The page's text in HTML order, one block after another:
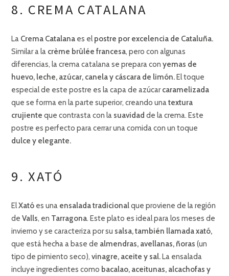
8. CREMA CATALANA
La Crema Catalana es elpostre por excelencia de Cataluña.
Similar a la crème brûlée francesa, pero con algunas
diferencias, la crema catalana se prepara con yemas de
huevo, leche, azúcar, canela y cáscara de limón.El toque
especial de este postre es la capa de azúcarcaramelizada
que se forma en la parte superior, creando unatextura
crujiente que contrasta con la suavidad de la crema. Este
postre es perfecto para cerrar una comida con un toque
dulce y elegante.
9. XATÓ
ElXató es una ensalada tradicionalque proviene de la región
de Valls, en Tarragona. Este plato es ideal para los meses de
invierno y se caracteriza por su salsa, también llamada xató,
que está hecha a base de almendras, avellanas, ñoras (un
tipo de pimiento seco), vinagre, aceite y sal.La ensalada
incluye ingredientes como bacalao, aceitunas, alcachofas y